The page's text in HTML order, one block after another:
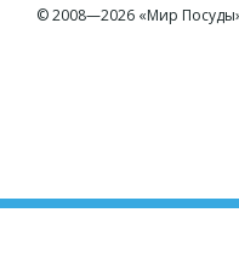
© 2008—2026 «Мир